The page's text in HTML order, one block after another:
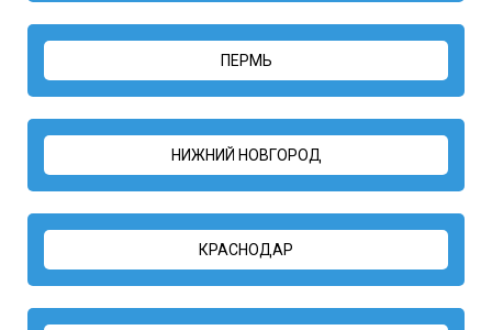
ПЕРМЬ
НИЖНИЙ НОВГОРОД
КРАСНОДАР